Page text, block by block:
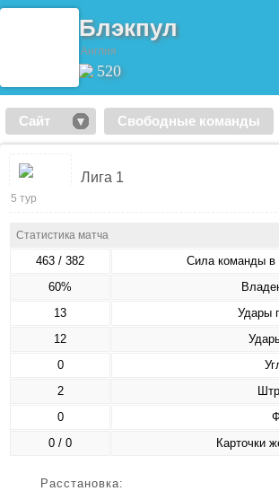
Блэкпул
Англия
520
Сайт Свободные команды
Лига 1
5 тур
Статистика матча
463 / 382 Сила команды в
60%
13
Удары
12
0
2
0
0 / 0
Карточки
Расстановка: